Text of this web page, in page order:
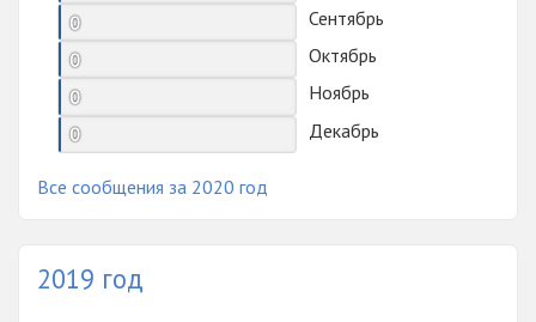
0
Сентябрь
0
Октябрь
0
Ноябрь
0
Декабрь
Все сообщения за 2020 год
2019 год